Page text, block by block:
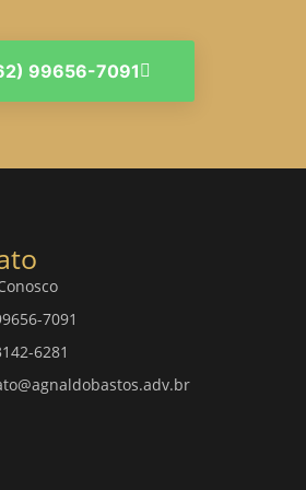
99656-7091
7091
6281